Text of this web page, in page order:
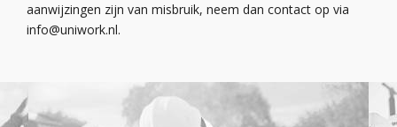
aanwijzingen zijn van misbruik, neem dan contact op via
info@uniwork.nl.